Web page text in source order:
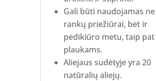
Gali būti naudojamas
rankų priežiūrai, bet ir
pedikiūro metu, taip pat
plaukams.
Aliejaus sudėtyje yra 20
natūralių aliejų.